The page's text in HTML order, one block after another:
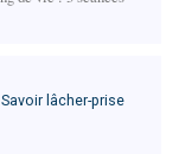
Savoir lâcher-prise